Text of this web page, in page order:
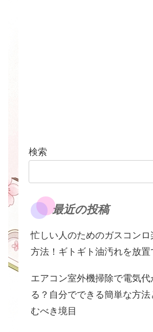
検索
最近の投稿
忙しい人のためのガスコンロ
方法！ギトギト油汚れを放置
エアコン室外機掃除で電気代
る？自分でできる簡単な方
むべき境目